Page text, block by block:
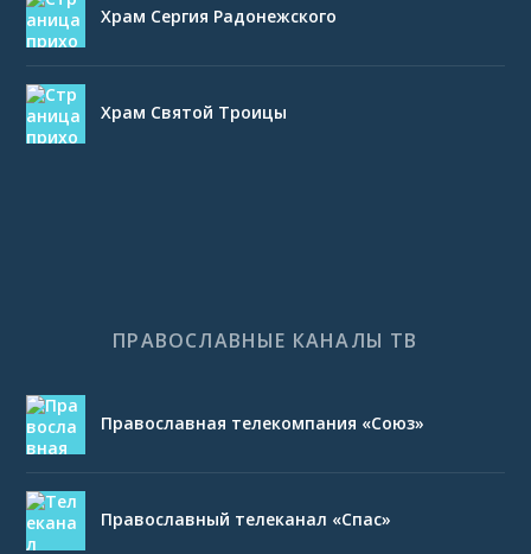
Храм Сергия Радонежского
Храм Святой Троицы
ПРАВОСЛАВНЫЕ КАНАЛЫ ТВ
Православная телекомпания «Союз»
Православный телеканал «Спас»